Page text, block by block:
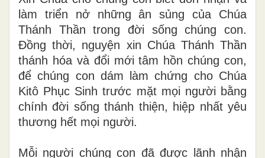
làm triển nở những ân sủng của Chúa
Thánh Thần trong đời sống chúng con.
Đồng thời, nguyện xin Chúa Thánh Thần
thánh hóa và đổi mới tâm hồn chúng con,
để chúng con dám làm chứng cho Chúa
Kitô Phục Sinh trước mặt mọi người bằng
chính đời sống thánh thiện, hiệp nhất yêu
thương hết mọi người.
Mỗi người chúng con đã được lãnh nhận